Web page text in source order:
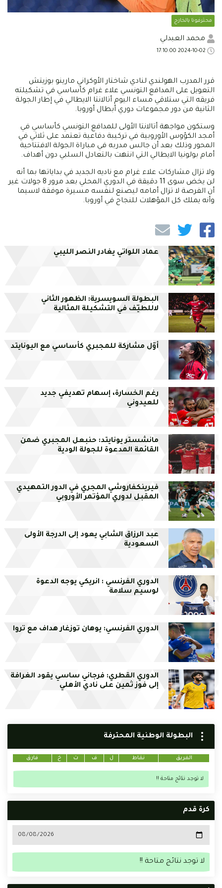
محترفونا بالخارج
محمد العبدلي
قرر المدرب الهولندي لنادي شاختار الأوكراني مارينو بوزيتش
التعويل على المدافع التونسي علاء غرام كأساسي في تشكيلته
فريقه التي ستلاقي مساء اليوم أتالانتا الايطالي في إطار الجولة
الثانية من دور مجموعات دوري أبطال أوروبا.
وستكون مواجهة أتالانتا الأولى للمدافع التونسي كأساسي في
أمجد الكؤوس الأوروبية في تركيبة دفاعية تعتمد على ثلاثي في
المحور وذلك بعد أن جالس مدربه في مباراة الجولة الافتتاحية
أمام بولونيا الايطالي التي انتهت بالتعادل السلبي دون أهداف.
ولا تزال مشاركات علاء غرام مع ناديه الجديد في بداياتها بما أنه
لن يخض سوى 11 دقيقة في الدوري المحلي بعد مرور 8 جولات غير
أن الفرصة لا تزال أمامه ليصنع لنفسه مسيرة موفقة لاسيما
وأنه يملك كل المؤهلات للنجاح في أوروبا.
عماد اللواتي يغادر النصر الليبي
البطولة السويسرية: الظهور الثاني
لاللطيّف في التشكيلة المثالية
أوّل مشاركة للمجبري كأساسي مع اليونايتد
رغم الخسارة، إسهام تهديفي جديد
للعيدوني
مانشستر يونايتد: حنبعل المجبري ضمن
القائمة المدعوة للجولة الودية
فيرينكفاروشي المجري في الدور التمهيدي
المقبل لدوري المؤتمر الأوروبي
عبد الرزاق الشابي يعود إلى الدرجة الأولى
السعودية
الدوري الفرنسي : انريكي يوجه الدعوة
لوسيم سلامة
الدوري الفرنسي: يوهان توزغار هداف مع تروا
الدوري القطري: فرجاني ساسي يقود الغرافة
إلى فوز ثمين على نادي الأهلي
البطولة الوطنية المحترفة
الفريق نقاط ل ف ت خ فارق
لا توجد نتائج متاحة !!
كرة قدم
لا توجد نتائج متاحة !!